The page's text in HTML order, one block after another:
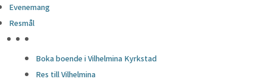
Evenemang
Resmål
Boka boende i Vilhelmina Kyrkstad
Res till Vilhelmina